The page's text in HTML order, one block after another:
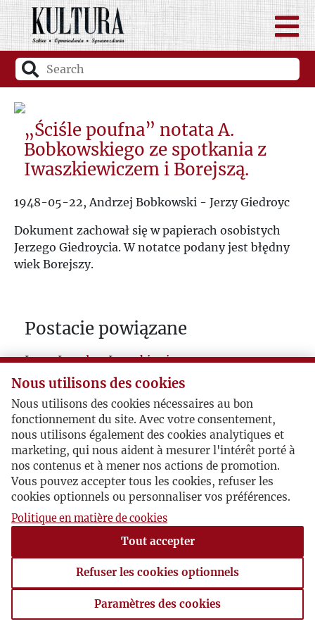
„Ściśle poufna” notata A.
Bobkowskiego ze spotkania z
Iwaszkiewiczem i Borejszą.
1948-05-22, Andrzej Bobkowski - Jerzy Giedroyc
Dokument zachował się w papierach osobistych
Jerzego Giedroycia. W notatce podany jest błędny
wiek Borejszy.
Postacie powiązane
Inne:Jarosław Iwaszkiewicz
Nous utilisons des cookies
Nous utilisons des cookies nécessaires au bon
fonctionnement du site. Avec votre consentement,
nous utilisons également des cookies analytiques et
marketing, qui nous aident à mesurer l'intérêt porté à
nos contenus et à mener nos actions de promotion.
Vous pouvez accepter tous les cookies, refuser les
cookies optionnels ou personnaliser vos préférences.
Politique en matière de cookies
Tout accepter
Refuser les cookies optionnels
Paramètres des cookies
Paramètres des cookies